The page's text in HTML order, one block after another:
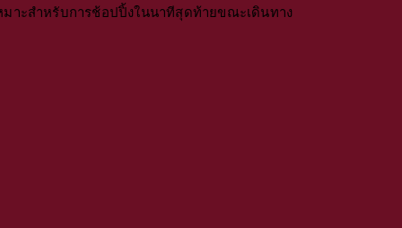
มาะสำหรับการช้อปปิ้งในนาทีสุดท้ายขณะเดินทาง